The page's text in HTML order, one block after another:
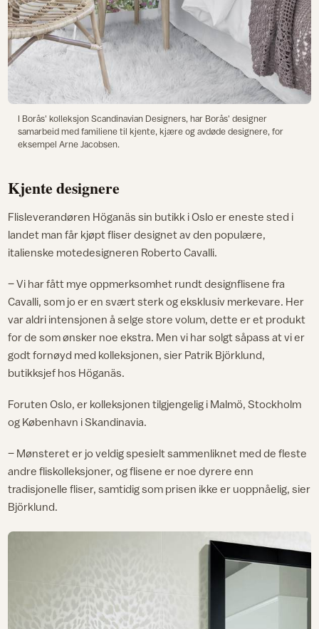
I Borås' kolleksjon Scandinavian Designers, har Borås' designer
samarbeid med familiene til kjente, kjære og avdøde designere, for
eksempel Arne Jacobsen.
Kjente designere
Flisleverandøren Höganäs sin butikk i Oslo er eneste sted i
landet man får kjøpt fliser designet av den populære,
italienske motedesigneren Roberto Cavalli.
– Vi har fått mye oppmerksomhet rundt designflisene fra
Cavalli, som jo er en svært sterk og eksklusiv merkevare. Her
var aldri intensjonen å selge store volum, dette er et produkt
for de som ønsker noe ekstra. Men vi har solgt såpass at vi er
godt fornøyd med kolleksjonen, sier Patrik Björklund,
butikksjef hos Höganäs.
Foruten Oslo, er kolleksjonen tilgjengelig i Malmö, Stockholm
og København i Skandinavia.
– Mønsteret er jo veldig spesielt sammenliknet med de fleste
andre fliskolleksjoner, og flisene er noe dyrere enn
tradisjonelle fliser, samtidig som prisen ikke er uoppnåelig, sier
Björklund.